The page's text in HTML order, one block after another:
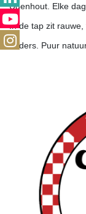
Udenhout. Elke
In de tap zit
anders. Puur